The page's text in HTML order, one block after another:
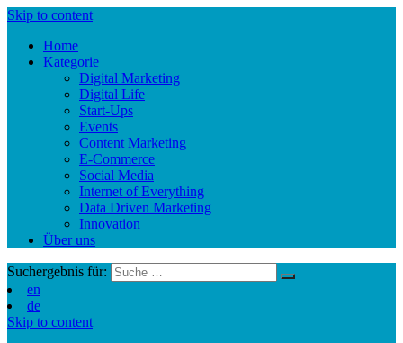
Skip to content
Home
Kategorie
Digital Marketing
Digital Life
Start-Ups
Events
Content Marketing
E-Commerce
Social Media
Internet of Everything
Data Driven Marketing
Innovation
Über uns
Suchergebnis für:
en
de
Skip to content